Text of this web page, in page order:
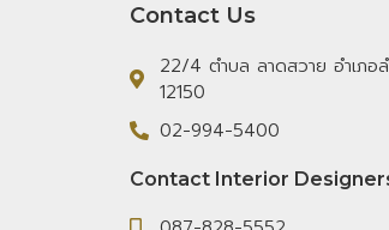
Contact Us
22/4 ตำบล ลาดสวาย อำเภอ
12150
02-994-5400
Contact Interior